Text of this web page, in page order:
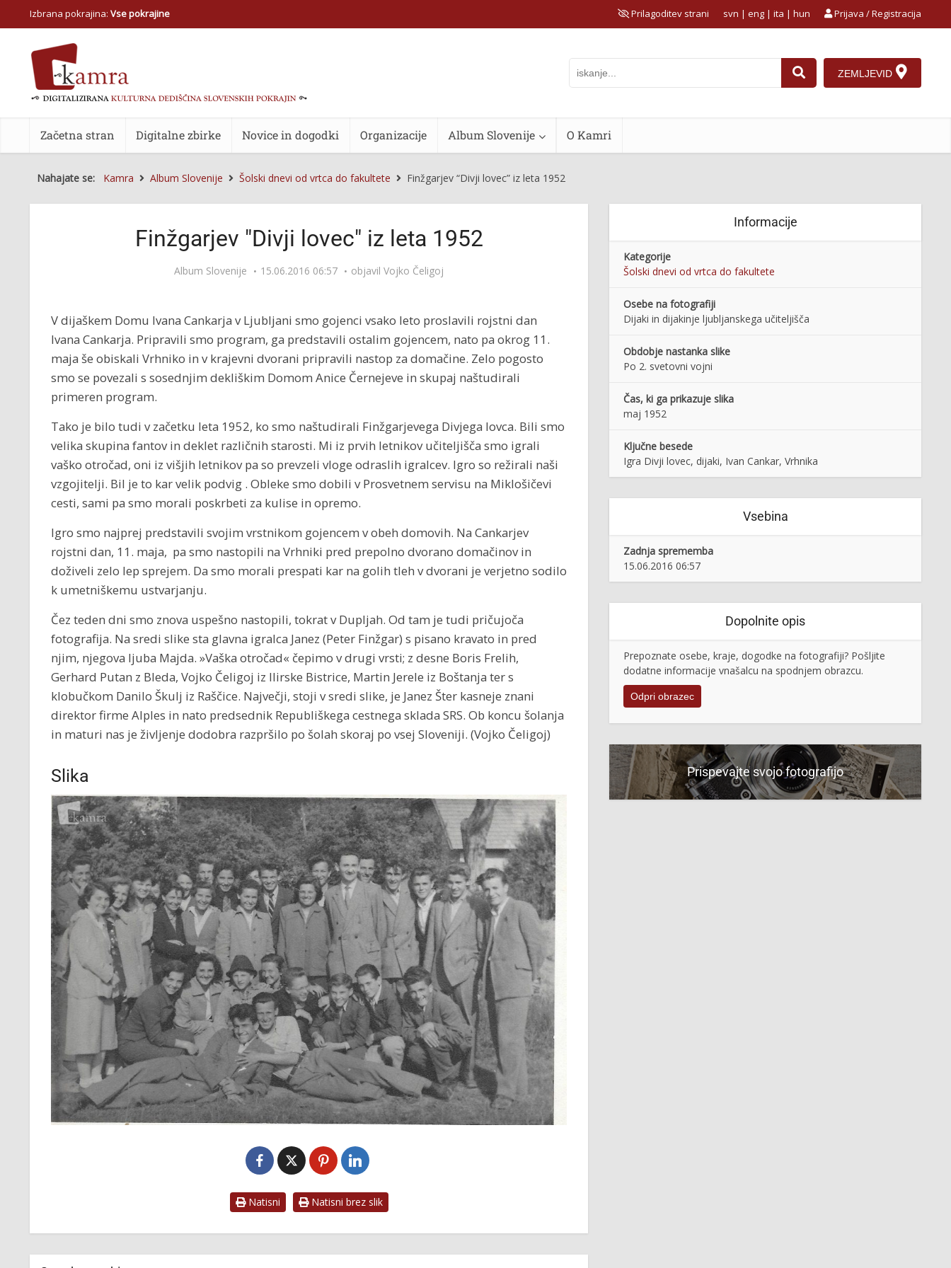
Izbrana pokrajina: Vse pokrajine Prilagoditev strani Prijava / Registracija
svn | eng | ita | hun
ZEMLJEVID
Začetna stran Digitalne zbirke Novice in dogodki Organizacije Album Slovenije O Kamri
Nahajate se: Kamra Album Slovenije Šolski dnevi od vrtca do fakultete Finžgarjev “Divji lovec” iz leta 1952
Finžgarjev "Divji lovec" iz leta 1952
Album Slovenije 15.06.2016 06:57 objavil Vojko Čeligoj
V dijaškem Domu Ivana Cankarja v Ljubljani smo gojenci vsako leto proslavili rojstni dan
Ivana Cankarja. Pripravili smo program, ga predstavili ostalim gojencem, nato pa okrog 11.
maja še obiskali Vrhniko in v krajevni dvorani pripravili nastop za domačine. Zelo pogosto
smo se povezali s sosednjim dekliškim Domom Anice Černejeve in skupaj naštudirali
primeren program.
Tako je bilo tudi v začetku leta 1952, ko smo naštudirali Finžgarjevega Divjega lovca. Bili smo
velika skupina fantov in deklet različnih starosti. Mi iz prvih letnikov učiteljišča smo igrali
vaško otročad, oni iz višjih letnikov pa so prevzeli vloge odraslih igralcev. Igro so režirali naši
vzgojitelji. Bil je to kar velik podvig . Obleke smo dobili v Prosvetnem servisu na Miklošičevi
cesti, sami pa smo morali poskrbeti za kulise in opremo.
Igro smo najprej predstavili svojim vrstnikom gojencem v obeh domovih. Na Cankarjev
rojstni dan, 11. maja, pa smo nastopili na Vrhniki pred prepolno dvorano domačinov in
doživeli zelo lep sprejem. Da smo morali prespati kar na golih tleh v dvorani je verjetno sodilo
k umetniškemu ustvarjanju.
Čez teden dni smo znova uspešno nastopili, tokrat v Dupljah. Od tam je tudi pričujoča
fotografija. Na sredi slike sta glavna igralca Janez (Peter Finžgar) s pisano kravato in pred
njim, njegova ljuba Majda. »Vaška otročad« čepimo v drugi vrsti; z desne Boris Frelih,
Gerhard Putan z Bleda, Vojko Čeligoj iz Ilirske Bistrice, Martin Jerele iz Boštanja ter s
klobučkom Danilo Škulj iz Raščice. Največji, stoji v sredi slike, je Janez Šter kasneje znani
direktor firme Alples in nato predsednik Republiškega cestnega sklada SRS. Ob koncu šolanja
in maturi nas je življenje dodobra razpršilo po šolah skoraj po vsej Sloveniji. (Vojko Čeligoj)
Slika
Natisni Natisni brez slik
Informacije
Kategorije
Šolski dnevi od vrtca do fakultete
Osebe na fotografiji
Dijaki in dijakinje ljubljanskega učiteljišča
Obdobje nastanka slike
Po 2. svetovni vojni
Čas, ki ga prikazuje slika
maj 1952
Ključne besede
Igra Divji lovec, dijaki, Ivan Cankar, Vrhnika
Vsebina
Zadnja sprememba
15.06.2016 06:57
Dopolnite opis
Prepoznate osebe, kraje, dogodke na fotografiji? Pošljite
dodatne informacije vnašalcu na spodnjem obrazcu.
Odpri obrazec
Prispevajte svojo fotografijo